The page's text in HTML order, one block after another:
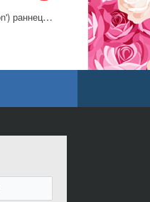
Клематис (сорт 'Blue Cotillion') раннецветущий